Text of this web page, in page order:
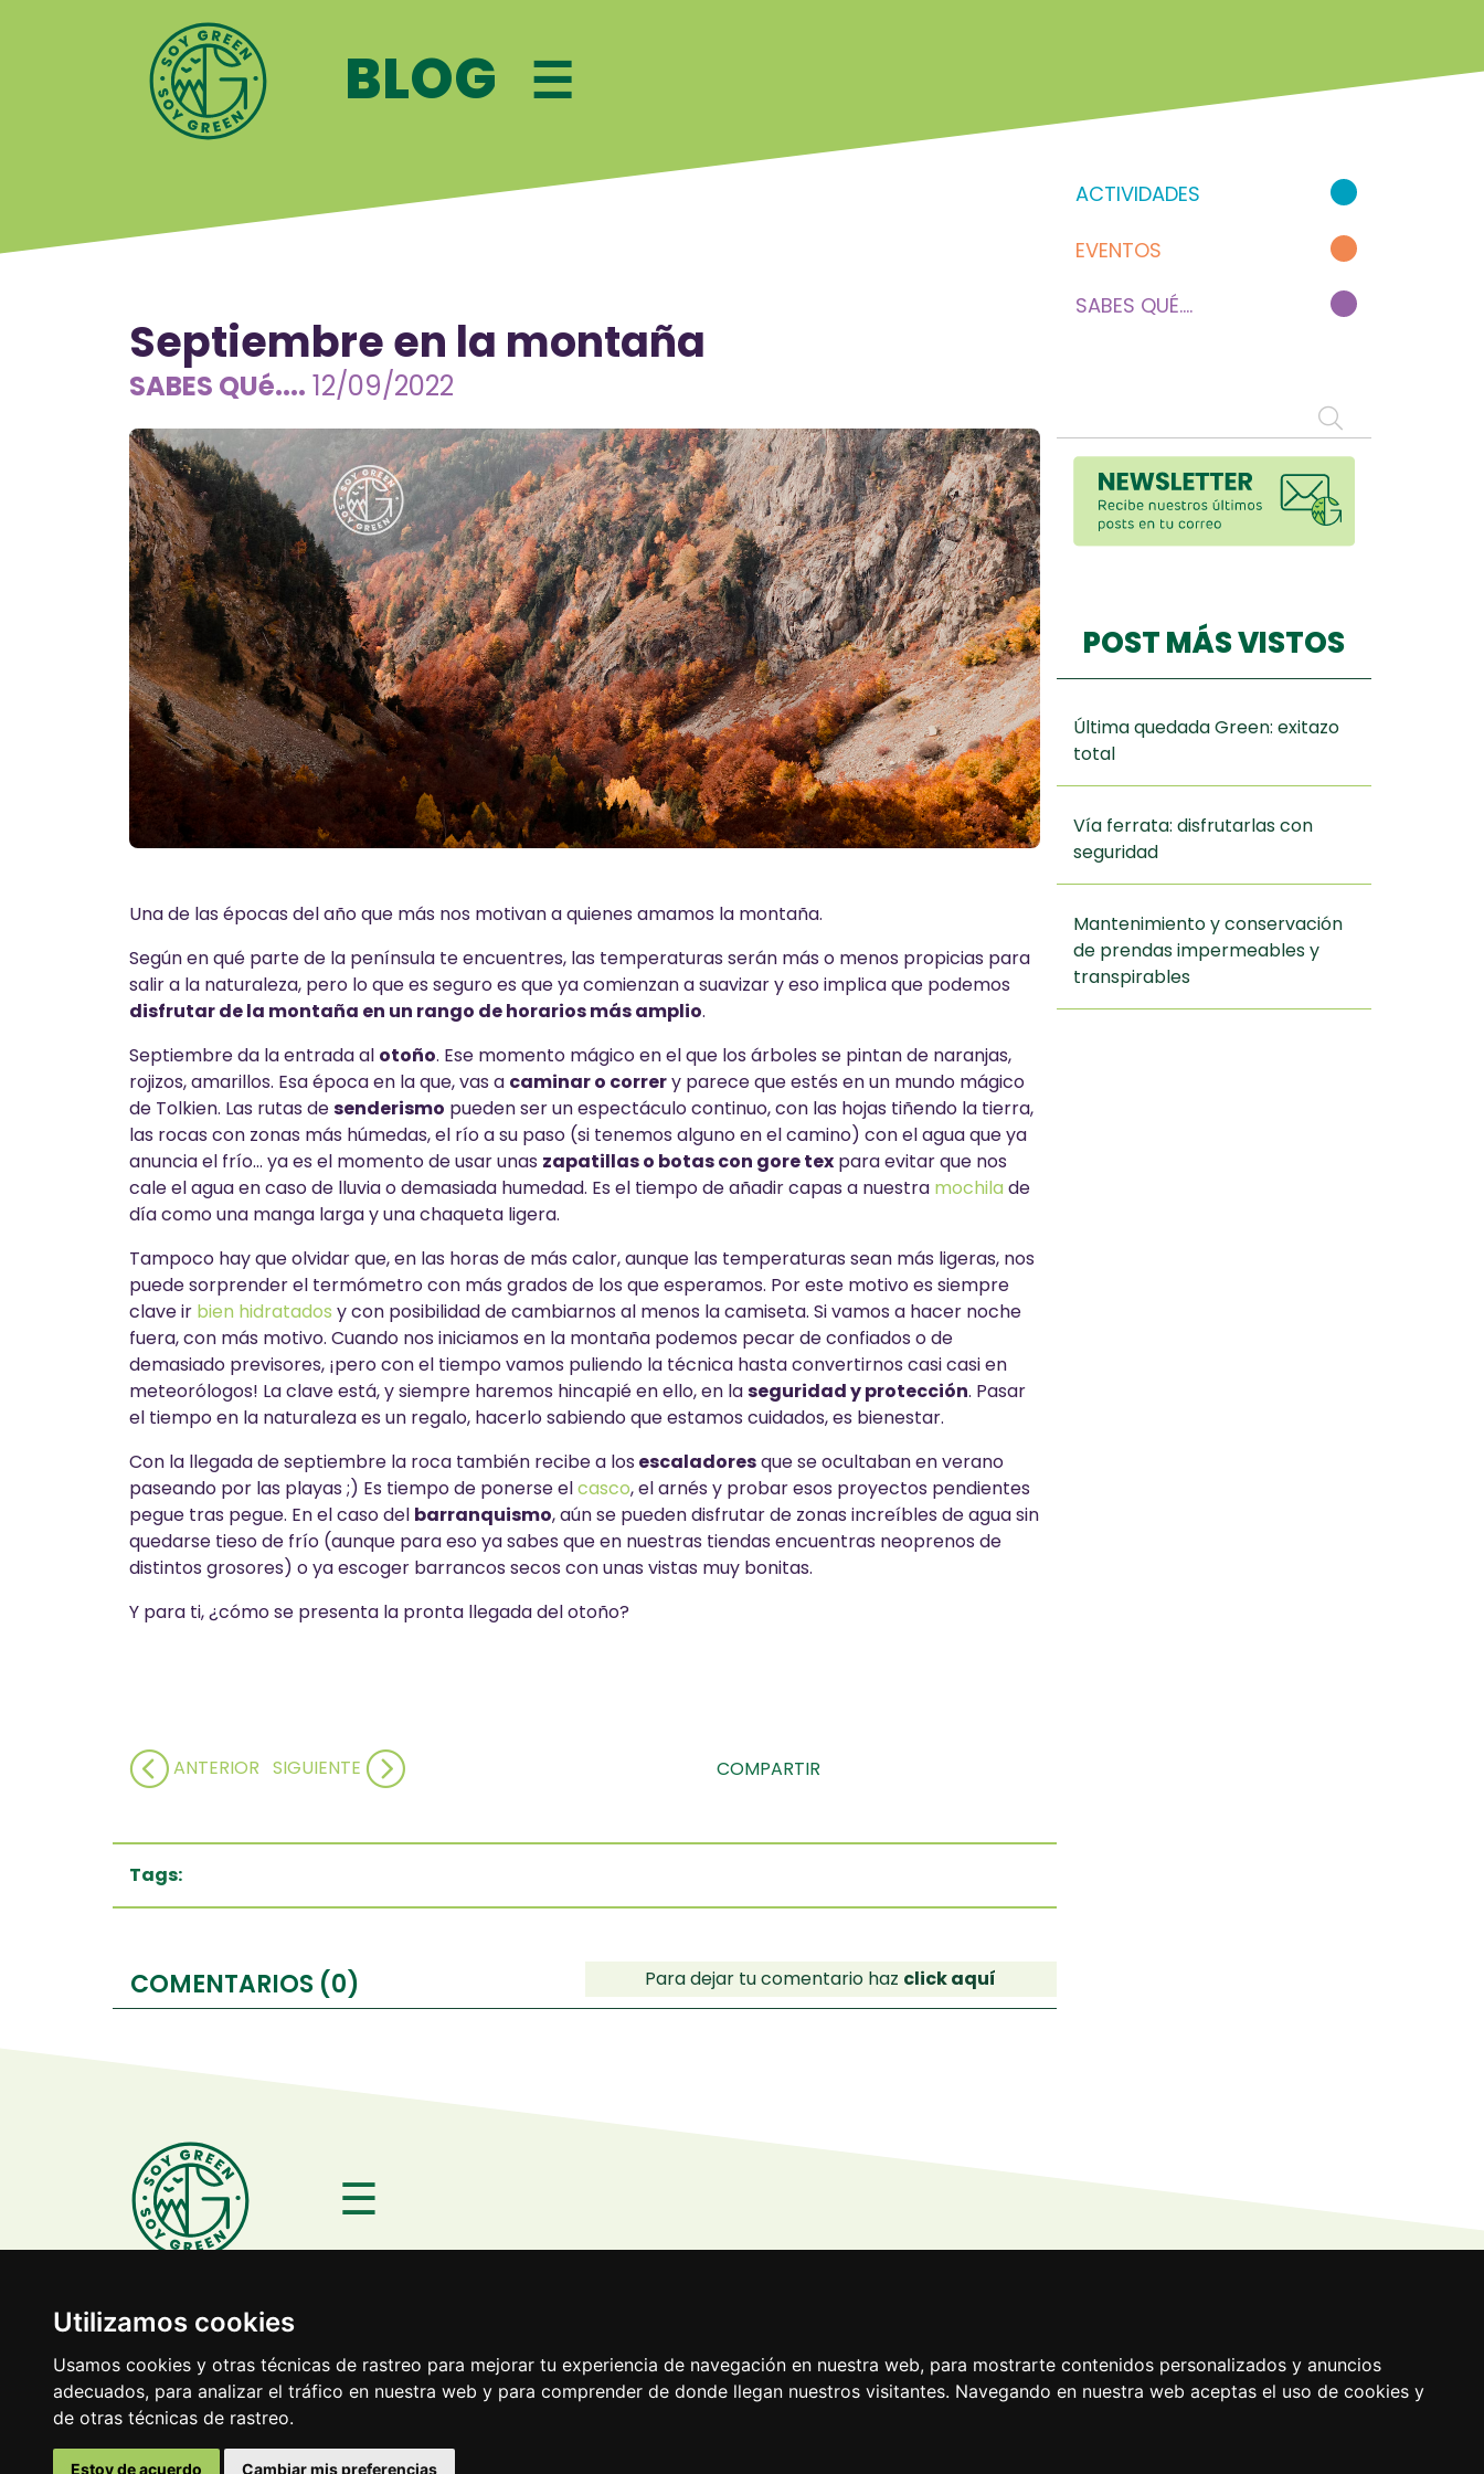
Utilizamos cookies
Usamos cookies y otras técnicas de rastreo para mejorar tu experiencia de navegación en nuestra web, para mostrarte contenidos personalizados y anuncios
adecuados, para analizar el tráfico en nuestra web y para comprender de donde llegan nuestros visitantes. Navegando en nuestra web aceptas el uso de cookies y
de otras técnicas de rastreo.
Estoy de acuerdo Cambiar mis preferencias
BLOG ☰
TIENDAS
GALERÍA
Septiembre en la montaña
SABES QUé.... 12/09/2022
Una de las épocas del año que más nos motivan a quienes amamos la montaña.
Según en qué parte de la península te encuentres, las temperaturas serán más o menos propicias para
salir a la naturaleza, pero lo que es seguro es que ya comienzan a suavizar y eso implica que podemos
disfrutar de la montaña en un rango de horarios más amplio.
Septiembre da la entrada al otoño. Ese momento mágico en el que los árboles se pintan de naranjas,
rojizos, amarillos. Esa época en la que, vas a caminar o correry parece que estés en un mundo mágico
de Tolkien. Las rutas desenderismo pueden ser un espectáculo continuo, con las hojas tiñendo la tierra,
las rocas con zonas más húmedas, el río a su paso (si tenemos alguno en el camino) con el agua que ya
anuncia el frío... ya es el momento de usar unas zapatillas o botas con gore tex para evitar que nos
cale el agua en caso de lluvia o demasiada humedad. Es el tiempo de añadir capas a nuestra mochila de
día como una manga larga y una chaqueta ligera.
Tampoco hay que olvidar que, en las horas de más calor, aunque las temperaturas sean más ligeras, nos
puede sorprender el termómetro con más grados de los que esperamos. Por este motivo es siempre
clave ir bien hidratados y con posibilidad de cambiarnos al menos la camiseta. Si vamos a hacer noche
fuera, con más motivo. Cuando nos iniciamos en la montaña podemos pecar de confiados o de
demasiado previsores, ¡pero con el tiempo vamos puliendo la técnica hasta convertirnos casi casi en
meteorólogos! La clave está, y siempre haremos hincapié en ello, en laseguridad y protección. Pasar
el tiempo en la naturaleza es un regalo, hacerlo sabiendo que estamos cuidados, es bienestar.
Con la llegada de septiembre la roca también recibe a los escaladoresque se ocultaban en verano
paseando por las playas ;) Es tiempo de ponerse elcasco, el arnés y probar esos proyectos pendientes
pegue tras pegue. En el caso del barranquismo, aún se pueden disfrutar de zonas increíbles de agua sin
quedarse tieso de frío (aunque para eso ya sabes que en nuestras tiendas encuentras neoprenos de
distintos grosores) o ya escoger barrancos secos con unas vistas muy bonitas.
Y para ti, ¿cómo se presenta la pronta llegada del otoño?
ANTERIOR SIGUIENTE COMPARTIR
Tags:
COMENTARIOS (0) Para dejar tu comentario haz click aquí
ACTIVIDADES
EVENTOS
SABES QUÉ....
POST MÁS VISTOS
Última quedada Green: exitazo
total
Vía ferrata: disfrutarlas con
seguridad
Mantenimiento y conservación
de prendas impermeables y
transpirables
☰
© 2022 Grupo Green |